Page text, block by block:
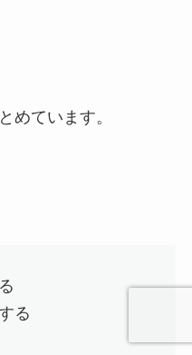
めています。
る